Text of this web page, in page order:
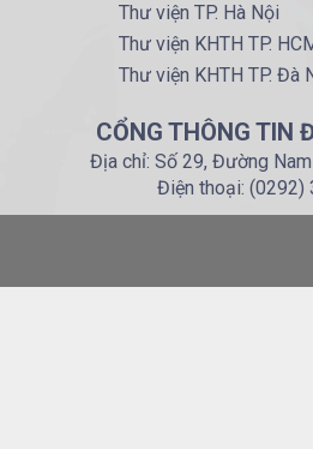
Thư viện TP. Hà Nội
Thư viện KHTH TP.
Thư viện KHTH TP. Đà
CỔNG THÔNG TIN
Địa chỉ: Số 29, Đường
Điện thoại: (0292)